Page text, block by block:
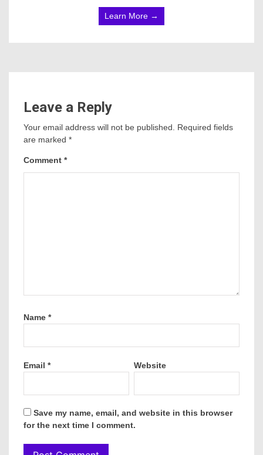
Learn More →
Leave a Reply
Your email address will not be published. Required fields
are marked *
Comment *
Name *
Email * Website
Save my name, email, and website in this browser
for the next time I comment.